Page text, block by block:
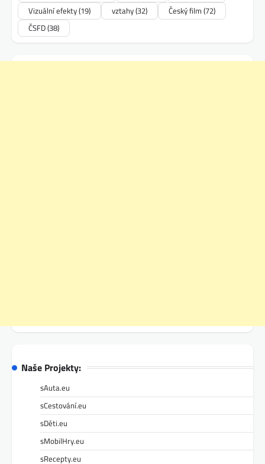
Vizuální efekty(19) vztahy(32) Český film (72)
ČSFD(38)
Naše Projekty:
sAuta.eu
sCestování.eu
sDěti.eu
sMobilHry.eu
sRecepty.eu